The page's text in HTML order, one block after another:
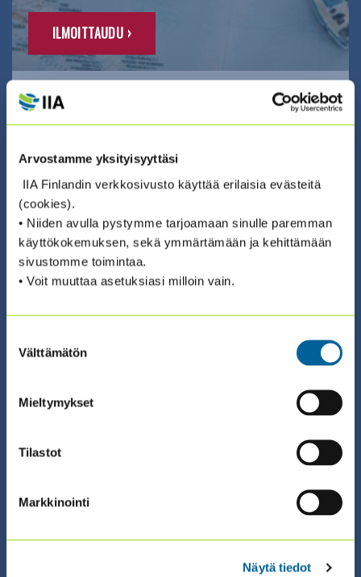
Arvostamme yksityisyyttäsi
IIA Finlandin verkkosivusto käyttää erilaisia evästeitä
(cookies).
• Niiden avulla pystymme tarjoamaan sinulle paremman
käyttökokemuksen, sekä ymmärtämään ja kehittämään
sivustomme toimintaa.
• Voit muuttaa asetuksiasi milloin vain.
valinta
Välttämätön
Mieltymykset
Tilastot
Markkinointi
Näytä tiedot
ILMOITTAUDU ›
CIA-AMMATTITUTKINNON
OPPIMISALUSTA 2026 – THE IIA
CIA® EXAM REVIEW
COSO ERM – RISKIENHALLINNAN